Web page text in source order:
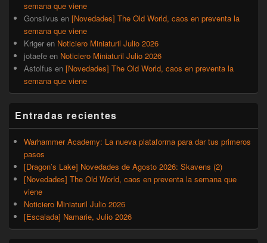
semana que viene
Gonsilvus en [Novedades] The Old World, caos en preventa la
semana que viene
Kriger en Noticiero Miniaturil Julio 2026
jotaefe en Noticiero Miniaturil Julio 2026
Astolfus en [Novedades] The Old World, caos en preventa la
semana que viene
Entradas recientes
Warhammer Academy: La nueva plataforma para dar tus primeros
pasos
[Dragon’s Lake] Novedades de Agosto 2026: Skavens (2)
[Novedades] The Old World, caos en preventa la semana que
viene
Noticiero Miniaturil Julio 2026
[Escalada] Namarie, Julio 2026